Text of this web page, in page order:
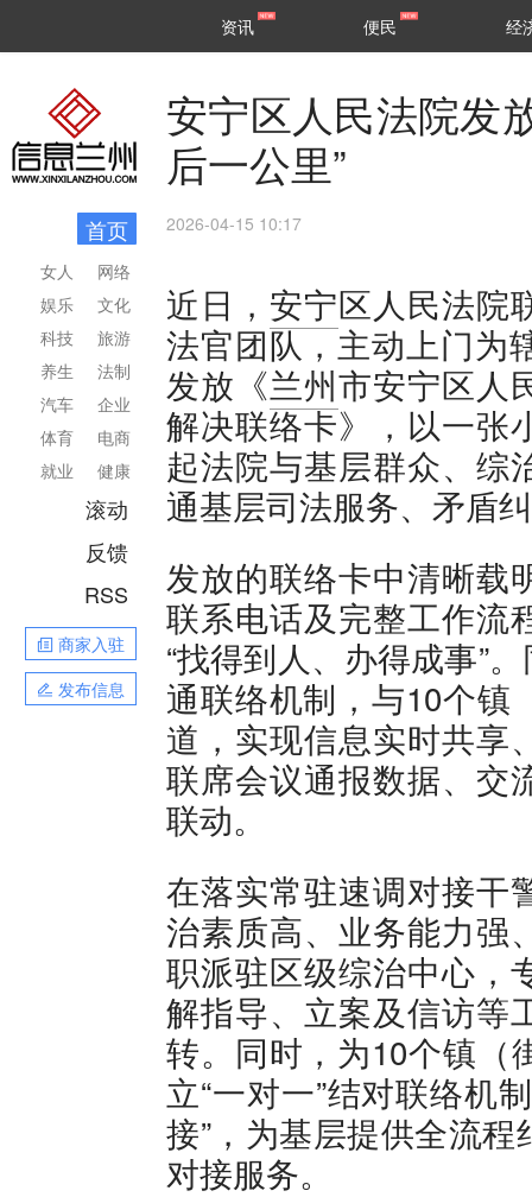
区县
资讯 便民 经
首页
网络
文化
旅游
法制
企业
电商
健康
女人
娱乐
科技
养生
汽车
体育
就业
滚动
反馈
RSS
商家入驻
发布信息
安宁区人民法院发
后一公里”
2026-04-15 10:17
近日， 安宁区人民法院
法官团队，主动上门为
发放《兰州市安宁区人
解决联络卡》，以一张
起法院与基层群众、综
通基层司法服务、矛盾
发放的联络卡中清晰载
联系电话及完整工作流
“找得到人、办得成事”
通联络机制，与10个镇
道，实现信息实时共享
联席会议通报数据、交
联动。
在落实常驻速调对接干
治素质高、业务能力强
职派驻区级综治中心，
解指导、立案及信访等
转。同时，为10个镇（
立“一对一”结对联络机
接”，为基层提供全流
对接服务。